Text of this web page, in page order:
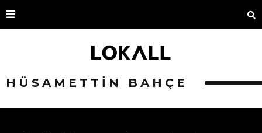
HÜSAMETTIN BAHÇE